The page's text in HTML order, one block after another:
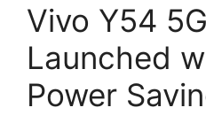
Vivo Y54
Launched
Power